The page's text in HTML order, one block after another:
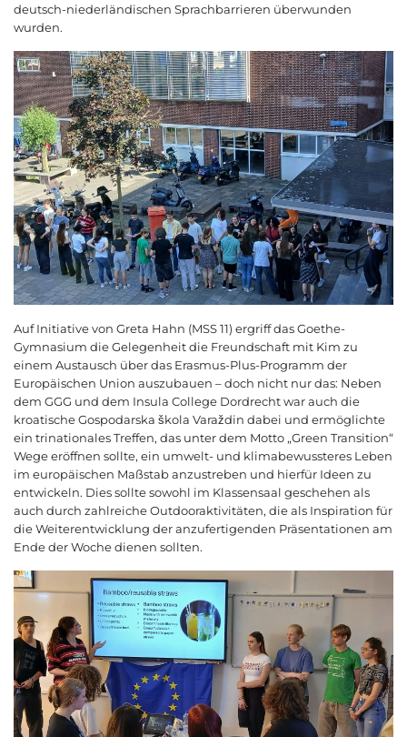
deutsch-niederländischen Sprachbarrieren überwunden
wurden.
Auf Initiative von Greta Hahn (MSS 11) ergriff das Goethe-
Gymnasium die Gelegenheit die Freundschaft mit Kim zu
einem Austausch über das Erasmus-Plus-Programm der
Europäischen Union auszubauen – doch nicht nur das: Neben
dem GGG und dem Insula College Dordrecht war auch die
kroatische Gospodarska škola Varaždin dabei und ermöglichte
ein trinationales Treffen, das unter dem Motto „Green Transition“
Wege eröffnen sollte, ein umwelt- und klimabewussteres Leben
im europäischen Maßstab anzustreben und hierfür Ideen zu
entwickeln. Dies sollte sowohl im Klassensaal geschehen als
auch durch zahlreiche Outdooraktivitäten, die als Inspiration für
die Weiterentwicklung der anzufertigenden Präsentationen am
Ende der Woche dienen sollten.